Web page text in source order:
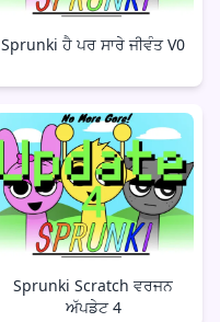
Sprunki ਹੈ ਪਰ ਸਾਰੇ ਜੀਵੰਤ V0
Sprunki Scratch ਵਰਜਨ
ਅੱਪਡੇਟ 4